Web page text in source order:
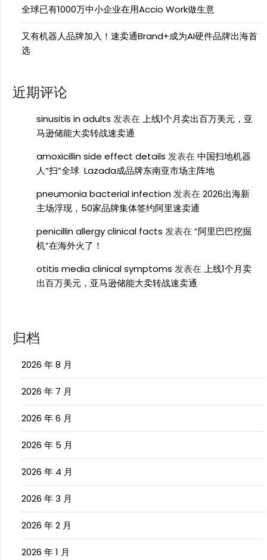
全球已有1000万中小企业在用Accio Work做生意
又有机器人品牌加入！速卖通Brand+成为AI硬件品牌出海首
选
近期评论
sinusitis in adults 发表在 上线1个月卖出百万美元，亚
马逊储能大卖转战速卖通
amoxicillin side effect details 发表在 中国扫地机器
人“扫”全球 Lazada成品牌东南亚市场主阵地
pneumonia bacterial infection发表在 2026出海新
主场浮现，50家品牌集体签约阿里速卖通
penicillin allergy clinical facts 发表在 “阿里巴巴挖掘
机”在海外火了！
otitis media clinical symptoms 发表在 上线1个月卖
出百万美元，亚马逊储能大卖转战速卖通
归档
2026 年 8 月
2026 年 7 月
2026 年 6 月
2026 年 5 月
2026 年 4 月
2026 年 3 月
2026 年 2 月
2026 年 1 月